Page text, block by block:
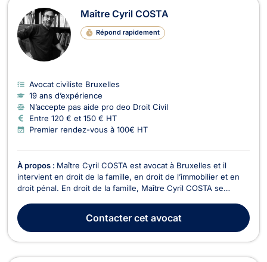
Maître Cyril COSTA
Répond rapidement
Avocat civiliste Bruxelles
19 ans d’expérience
N’accepte pas aide pro deo Droit Civil
Entre 120 € et 150 € HT
Premier rendez-vous à 100€ HT
À propos : Maître Cyril COSTA est avocat à Bruxelles et il
intervient en droit de la famille, en droit de l’immobilier et en
droit pénal. En droit de la famille, Maître Cyril COSTA se
de cohabitation légale, de filiation, de droit de garde et de
droit de visite, de pension a...
Contactercet avocat